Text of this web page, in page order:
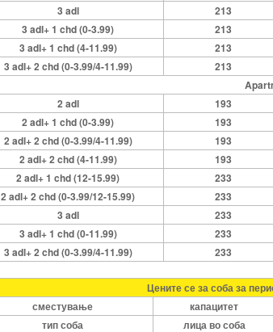
3 adl
213
3 adl+ 1 chd (0-3.99)
213
3 adl+ 1 chd (4-11.99)
213
3 adl+ 2 chd (0-3.99/4-11.99)
213
2 adl
193
2 adl+ 1 chd (0-3.99)
193
2 adl+ 2 chd (0-3.99/4-11.99)
193
2 adl+ 2 chd (4-11.99)
193
2 adl+ 1 chd (12-15.99)
233
2 adl+ 2 chd (0-3.99/12-15.99)
233
3 adl
233
3 adl+ 1 chd (0-11.99)
233
3 adl+ 2 chd (0-3.99/4-11.99)
233
Цените се за соба за
сместување
капацитет
тип соба
лица во соба